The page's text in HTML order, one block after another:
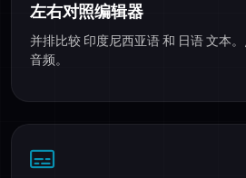
左右对照编辑器
并排比较 印度尼西亚语 和 日语 文本
音频。